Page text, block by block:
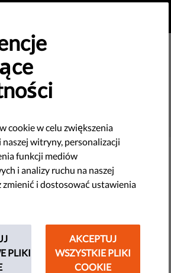
i prawa człowieka
cookie w celu zwiększenia
witryny, personalizacji
funkcji mediów
i analizy ruchu na naszej
zmienić i dostosować ustawienia
PLIKI
AKCEPTUJ
WSZYSTKIE PLIKI
COOKIE